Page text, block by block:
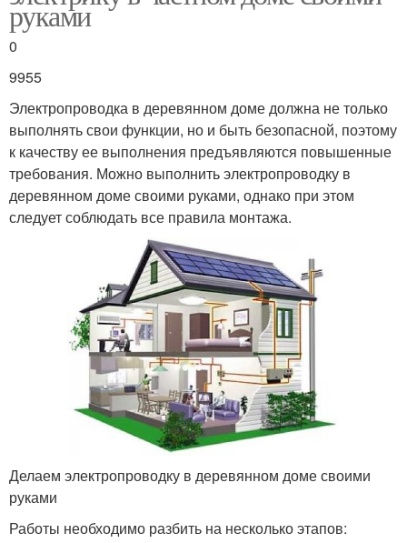
руками
0
9955
Электропроводка в деревянном доме должна не только
выполнять свои функции, но и быть безопасной, поэтому
к качеству ее выполнения предъявляются повышенные
требования. Можно выполнить электропроводку в
деревянном доме своими руками, однако при этом
следует соблюдать все правила монтажа.
Делаем электропроводку в деревянном доме своими
руками
Работы необходимо разбить на несколько этапов: